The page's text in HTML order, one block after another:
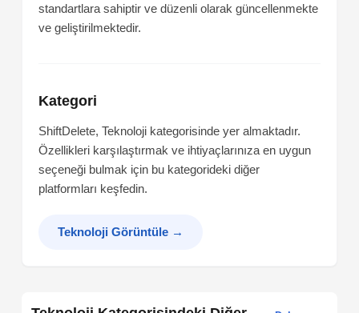
standartlara sahiptir ve düzenli olarak güncellenmekte
ve geliştirilmektedir.
Kategori
ShiftDelete, Teknoloji kategorisinde yer almaktadır.
Özellikleri karşılaştırmak ve ihtiyaçlarınıza en uygun
seçeneği bulmak için bu kategorideki diğer
platformları keşfedin.
Teknoloji Görüntüle →